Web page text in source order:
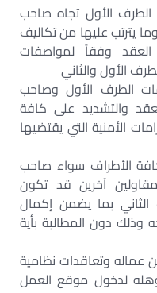
الطرف الأول تجاه صاحب
يترتب عليها من تكاليف
وفقاً لمواصفات
الأول والثاني
الطرف الأول وصاحب
والتشديد على كافة
الأمنية التي يقتضيها
الأطراف سواء صاحب
آخرين قد تكون
بما يضمن إكمال
دون المطالبة بأية
عماله وتعاقدات نظامية
لدخول موقع العمل